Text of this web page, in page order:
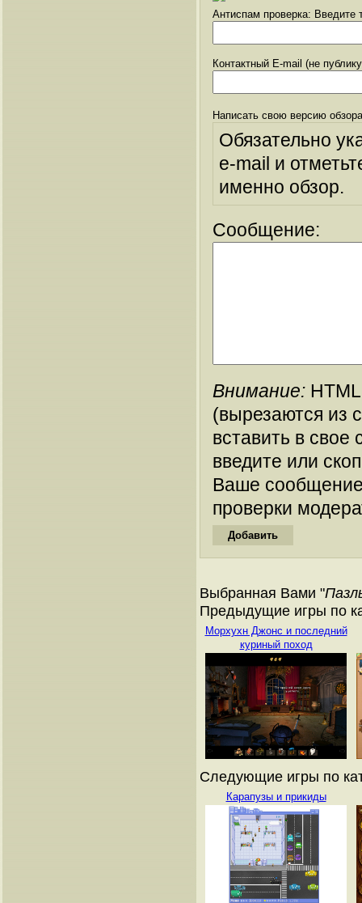
Антиспам проверка: Введите
Контактный E-mail (не
Написать свою версию
Обязательно
e-mail и
именно обзор.
Сообщение:
Внимание:
(вырезаются из
вставить в
введите или
Ваше
проверки
Выбранная Вами "
Предыдущие игры по
Морхухн Джонс и последний
куриный поход
Следующие игры по
Карапузы и прикиды